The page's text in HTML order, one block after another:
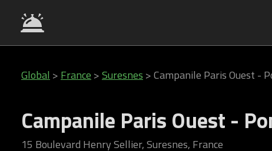
Global > France >Suresnes >Campanile Paris Ouest -
Campanile Paris Ouest -
15 Boulevard Henry Sellier, Suresnes, France